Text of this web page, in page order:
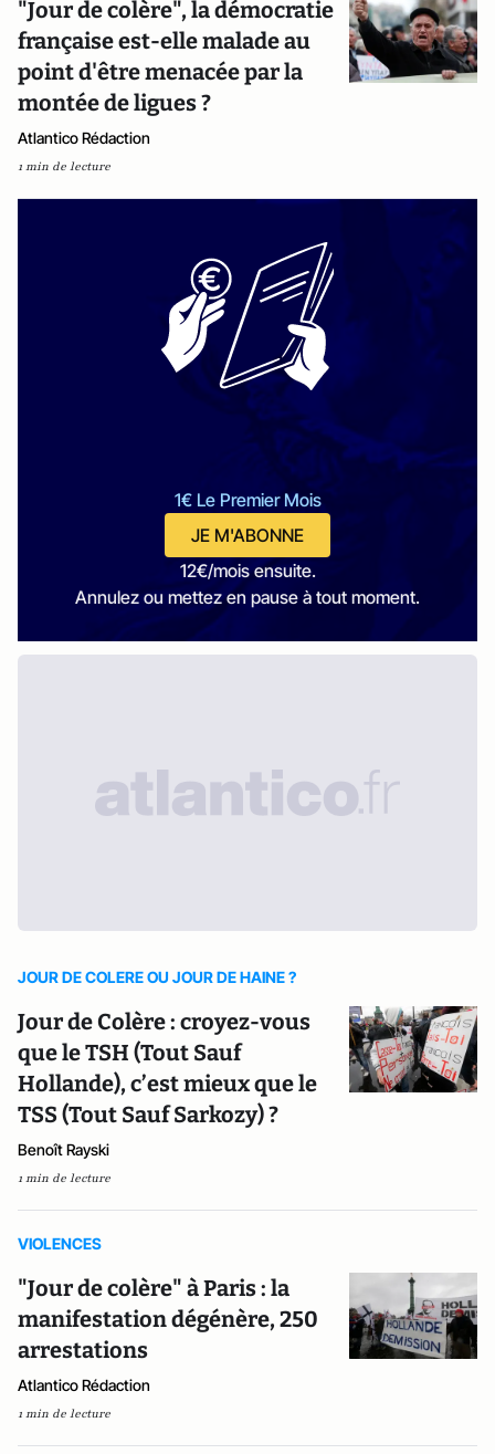
"Jour de colère", la démocratie
française est-elle malade au
point d'être menacée par la
montée de ligues ?
Atlantico Rédaction
1 min de lecture
1€ Le Premier Mois
JE M'ABONNE
12€/mois ensuite.
Annulez ou mettez en pause à tout moment.
JOUR DE COLERE OU JOUR DE HAINE ?
Jour de Colère : croyez-vous
que le TSH (Tout Sauf
Hollande), c’est mieux que le
TSS (Tout Sauf Sarkozy) ?
Benoît Rayski
1 min de lecture
VIOLENCES
"Jour de colère" à Paris : la
manifestation dégénère, 250
arrestations
Atlantico Rédaction
1 min de lecture